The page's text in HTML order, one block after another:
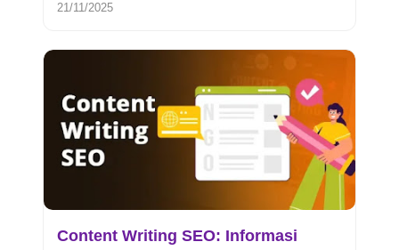
21/11/2025
Content Writing SEO: Informasi